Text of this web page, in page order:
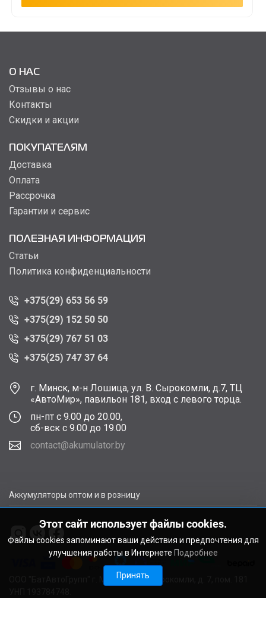
О НАС
Отзывы о нас
Контакты
Скидки и акции
ПОКУПАТЕЛЯМ
Доставка
Оплата
Рассрочка
Гарантии и сервис
ПОЛЕЗНАЯ ИНФОРМАЦИЯ
Статьи
Политика конфиденциальности
+375(29) 653 56 59
+375(29) 152 50 50
+375(29) 767 51 03
+375(25) 747 37 64
г. Минск, м-н Лошица, ул. В. Сырокомли, д.7, ТЦ
«АвтоМир», павильон 181, вход с левого торца.
пн-пт с 9.00 до 20.00,
сб-вск с 9.00 до 19.00
contact@akumulator.by
Аккумуляторы оптом и в розницу
ООО "БатАвтоГрупп" г. Минск, ул. В. Сырокомли, д. 7, пом. 181
Этот сайт использует файлы cookies.
Файлы cookies запоминают ваши действия и предпочтения для
улучшения работы в Интернете Подробнее
Принять